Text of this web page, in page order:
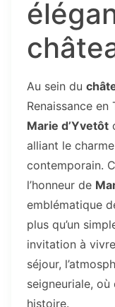
Au sein du
Renaissance en
Marie d’Yvetôt
alliant le
contemporain.
l’honneur de
emblématique
plus qu’un
invitation à
séjour,
seigneuriale,
histoire.